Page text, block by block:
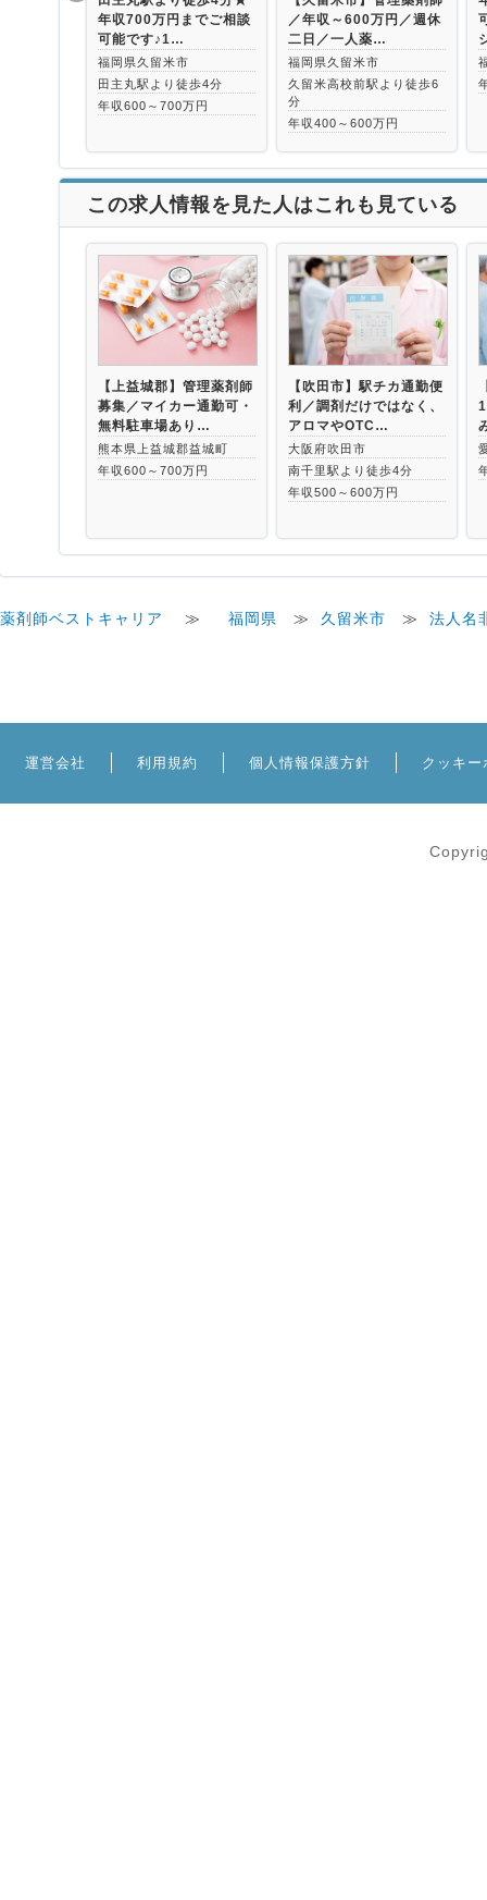
年収700万円までご相談
可能です♪1…
福岡県久留米市
田主丸駅より徒歩4分
年収600～700万円
／年収～600万円／週休
二日／一人薬…
福岡県久留米市
久留米高校前駅より徒歩6
分
年収400～600万円
この求人情報を見た人はこれも見ている
【上益城郡】管理薬剤師
募集／マイカー通勤可・
無料駐車場あり…
熊本県上益城郡益城町
年収600～700万円
【吹田市】駅チカ通勤便
利／調剤だけではなく、
アロマやOTC…
大阪府吹田市
南千里駅より徒歩4分
年収500～600万円
薬剤師ベストキャリア ≫ 福岡県 ≫ 久留米市 ≫ 法人名
運営会社 利用規約 個人情報保護方針 クッキー